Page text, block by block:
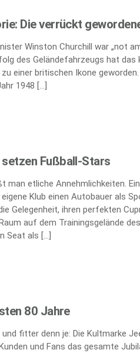
Die verrückt
Winston Churchill war „not
des Geländefahrzeugs hat
einer britischen Ikone
1948 […]
Fußball-Stars
man etliche Annehmlichkeiten.
Klub einen Autobauer als
Gelegenheit, ihren perfekten
auf dem Trainingsgelände
Seat als […]
80 Jahre
fitter denn je: Die Kultmarke
und Fans das gesamte